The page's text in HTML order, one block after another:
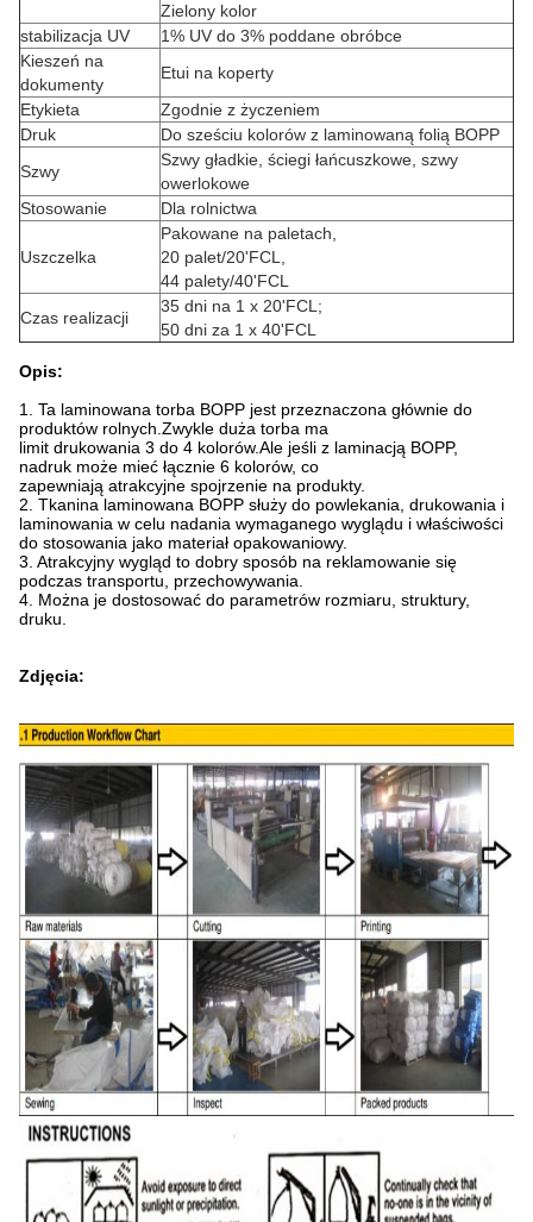
Zielony kolor
stabilizacja UV
1% UV do 3% poddane obróbce
Kieszeń na
dokumenty
Etui na koperty
Etykieta
Zgodnie z życzeniem
Druk
Do sześciu kolorów z laminowaną folią BOPP
Szwy
Szwy gładkie, ściegi łańcuszkowe, szwy
owerlokowe
Stosowanie
Dla rolnictwa
Uszczelka
Pakowane na paletach,
20 palet/20'FCL,
44 palety/40'FCL
Czas realizacji
35 dni na 1 x 20'FCL;
50 dni za 1 x 40'FCL
Opis:
1. Ta laminowana torba BOPP jest przeznaczona głównie do
produktów rolnych.Zwykle duża torba ma
limit drukowania 3 do 4 kolorów.Ale jeśli z laminacją BOPP,
nadruk może mieć łącznie 6 kolorów, co
zapewniają atrakcyjne spojrzenie na produkty.
2. Tkanina laminowana BOPP służy do powlekania, drukowania i
laminowania w celu nadania wymaganego wyglądu i właściwości
do stosowania jako materiał opakowaniowy.
3. Atrakcyjny wygląd to dobry sposób na reklamowanie się
podczas transportu, przechowywania.
4. Można je dostosować do parametrów rozmiaru, struktury,
druku.
Zdjęcia: